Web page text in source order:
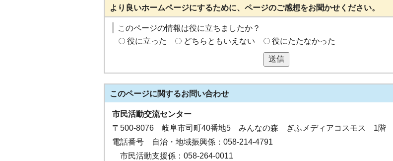
より良いホームページにするために、ページのご感想をお聞かせください。
このページの情報は役に立ちましたか？
役に立った
どちらともいえない 役にたたなかった
送信
このページに関するお問い合わせ
市民活動交流センター
〒500-8076 岐阜市司町40番地5 みんなの森 ぎふメディアコスモス 1階
電話番号 自治・地域振興係：058-214-4791
市民活動支援係：058-264-0011